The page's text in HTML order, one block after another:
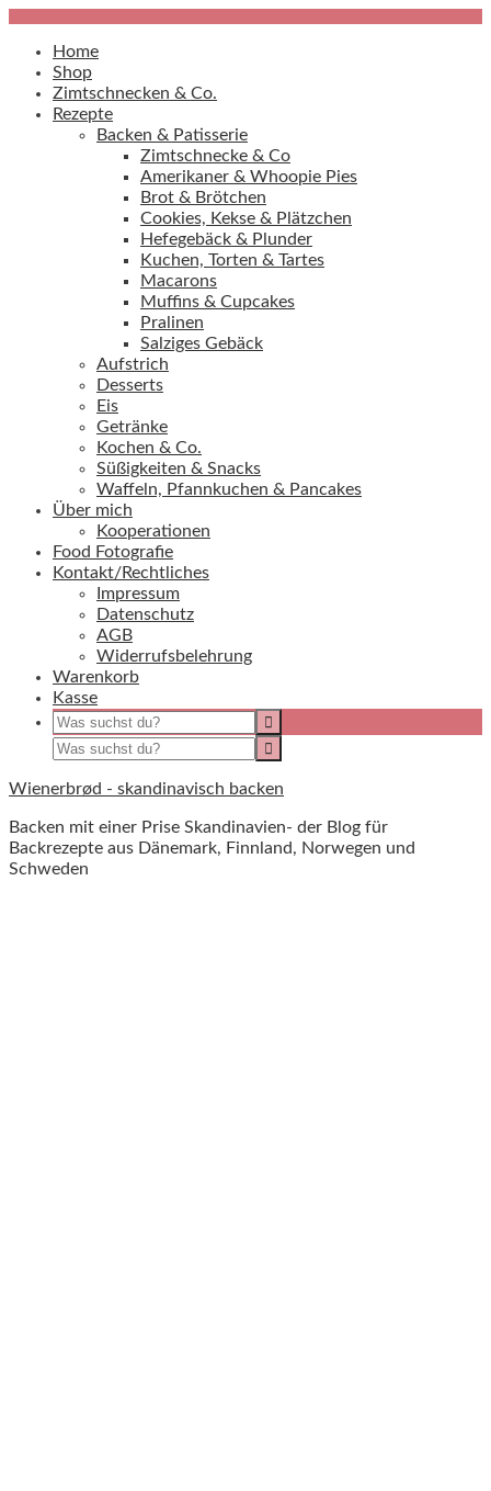
Home
Shop
Zimtschnecken & Co.
Rezepte
Backen & Patisserie
Zimtschnecke & Co
Amerikaner & Whoopie Pies
Brot & Brötchen
Cookies, Kekse & Plätzchen
Hefegebäck & Plunder
Kuchen, Torten & Tartes
Macarons
Muffins & Cupcakes
Pralinen
Salziges Gebäck
Aufstrich
Desserts
Eis
Getränke
Kochen & Co.
Süßigkeiten & Snacks
Waffeln, Pfannkuchen & Pancakes
Über mich
Kooperationen
Food Fotografie
Kontakt/Rechtliches
Impressum
Datenschutz
AGB
Widerrufsbelehrung
Warenkorb
Kasse
Wienerbrød - skandinavisch backen
Backen mit einer Prise Skandinavien- der Blog für
Backrezepte aus Dänemark, Finnland, Norwegen und
Schweden